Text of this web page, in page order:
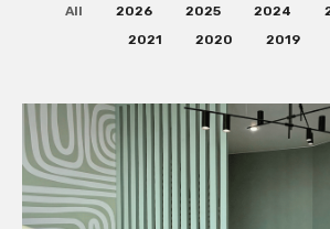
All 2026 2025 2024
2021
2020 2019